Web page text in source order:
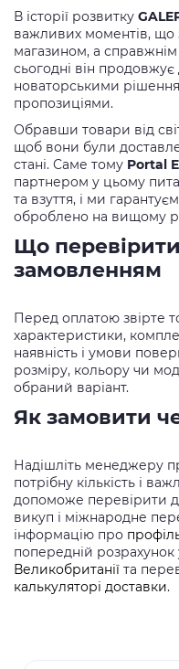
В історії розвитку
важливих моментів,
магазином, а
сьогодні він продовжує
новаторськими
пропозиціями.
Обравши товари від
щоб вони були
стані. Саме тому Portal
партнером у цьому
та взуття, і ми
оброблено на вищому
Що
замовленням
Перед оплатою звірте
характеристики,
наявність і умови
розміру, кольору чи
обраний варіант.
Як замовити
Надішліть менеджеру
потрібну кількість і
допоможе перевірити
викуп і міжнародне
інформацію про
попередній розрахунок
Великобританії та
калькуляторі доставки.